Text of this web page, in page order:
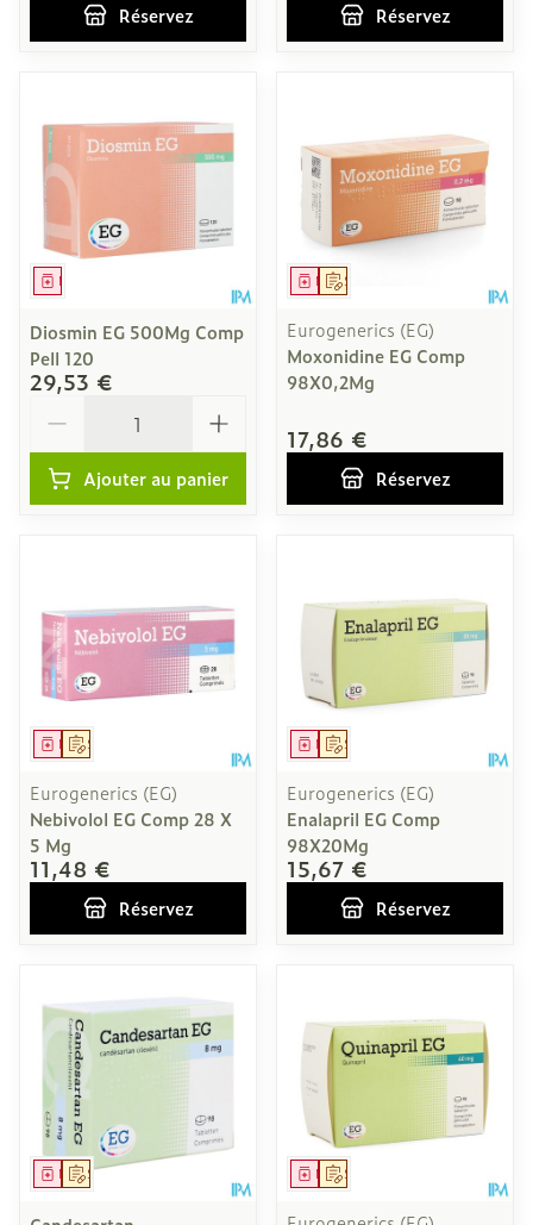
Réservez Réservez
Médicament
Diosmin EG 500Mg Comp
Pell 120
29,53 €
Ajouter au panier
Sur prescription
Médicament
Eurogenerics (EG)
Moxonidine EG Comp
98X0,2Mg
17,86 €
Réservez
Sur prescription
Médicament
Eurogenerics (EG)
Nebivolol EG Comp 28 X
5 Mg
11,48 €
Réservez
Sur prescription
Médicament
Eurogenerics (EG)
Enalapril EG Comp
98X20Mg
15,67 €
Réservez
Sur prescription
Médicament Sur prescription
Médicament